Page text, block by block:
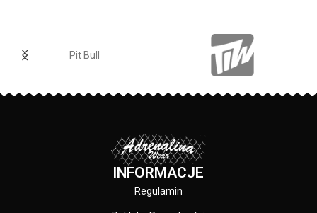
i pękanie
– Szkła zapewniają 100% ochronę
eliminują 99% odblasków
okularach mają idealną
przejrzystość oraz zapewniają
pełny komfort widzenia
– Dzięki warstwom ochronnym
szkła zachowują stabilność, nie
zapewniają pełny komfort
widzenia - dzięki warstwom
ochronnym szkła zachowują
ulegają rozwarstwieniu. -
chroni wzrok przed skutkami
oddziaływania promieniowania
ultrafioletowego oraz ogranicza
Pit Bull
INFORMACJE
Regulamin